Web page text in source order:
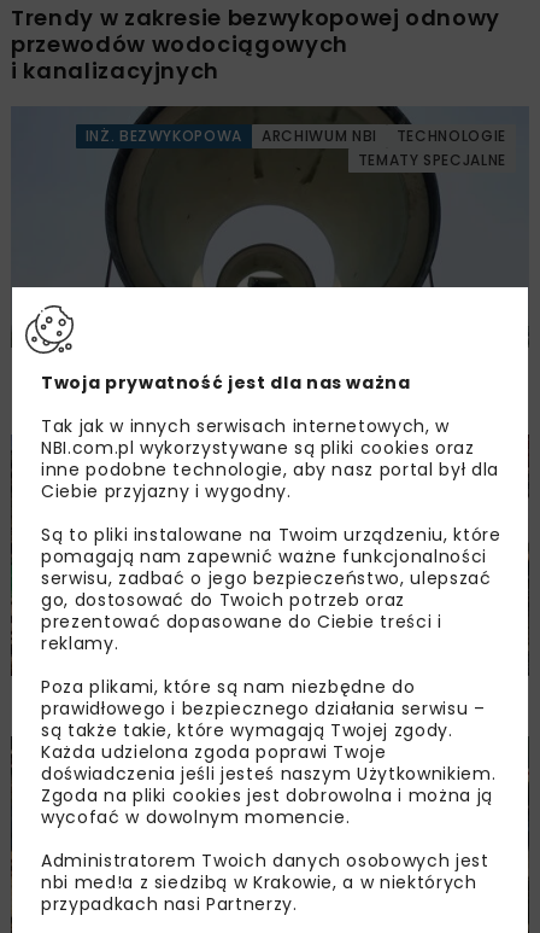
Trendy w zakresie bezwykopowej odnowy
przewodów wodociągowych
i kanalizacyjnych
INŻ. BEZWYKOPOWA ARCHIWUM NBI
TECHNOLOGIE
TEMATY SPECJALNE
Eksperci na temat rur w technologiach
bezwykopowych
INŻ. BEZWYKOPOWA ARCHIWUM NBI TECHNOLOGIE
Pionierzy wiertnictwa HDD w Polsce
DROGI INŻ. BEZWYKOPOWA WOD-KAN
ARCHIWUM NBI
TECHNOLOGIE
Twoja prywatność jest dla nas ważna
Tak jak w innych serwisach internetowych, w
NBI.com.pl wykorzystywane są pliki cookies oraz
inne podobne technologie, aby nasz portal był dla
Ciebie przyjazny i wygodny.
Są to pliki instalowane na Twoim urządzeniu, które
pomagają nam zapewnić ważne funkcjonalności
serwisu, zadbać o jego bezpieczeństwo, ulepszać
go, dostosować do Twoich potrzeb oraz
prezentować dopasowane do Ciebie treści i
reklamy.
Poza plikami, które są nam niezbędne do
prawidłowego i bezpiecznego działania serwisu –
są także takie, które wymagają Twojej zgody.
Każda udzielona zgoda poprawi Twoje
doświadczenia jeśli jesteś naszym Użytkownikiem.
Zgoda na pliki cookies jest dobrowolna i można ją
wycofać w dowolnym momencie.
Administratorem Twoich danych osobowych jest
nbi med!a z siedzibą w Krakowie, a w niektórych
przypadkach nasi Partnerzy.